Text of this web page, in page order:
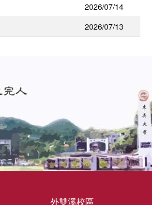
2026/07/14
2026/07/13
外雙溪校區